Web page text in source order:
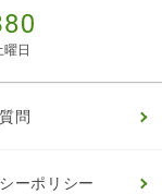
日
問
ーポリシー